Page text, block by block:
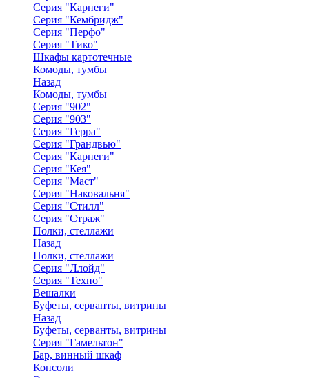
Серия "Карнеги"
Серия "Кембридж"
Серия "Перфо"
Серия "Тико"
Шкафы картотечные
Комоды, тумбы
Назад
Комоды, тумбы
Серия "902"
Серия "903"
Серия "Герра"
Серия "Грандвью"
Серия "Карнеги"
Серия "Кея"
Серия "Маст"
Серия "Наковальня"
Серия "Стилл"
Серия "Страж"
Полки, стеллажи
Назад
Полки, стеллажи
Серия "Ллойд"
Серия "Техно"
Вешалки
Буфеты, серванты, витрины
Назад
Буфеты, серванты, витрины
Серия "Гамельтон"
Бар, винный шкаф
Консоли